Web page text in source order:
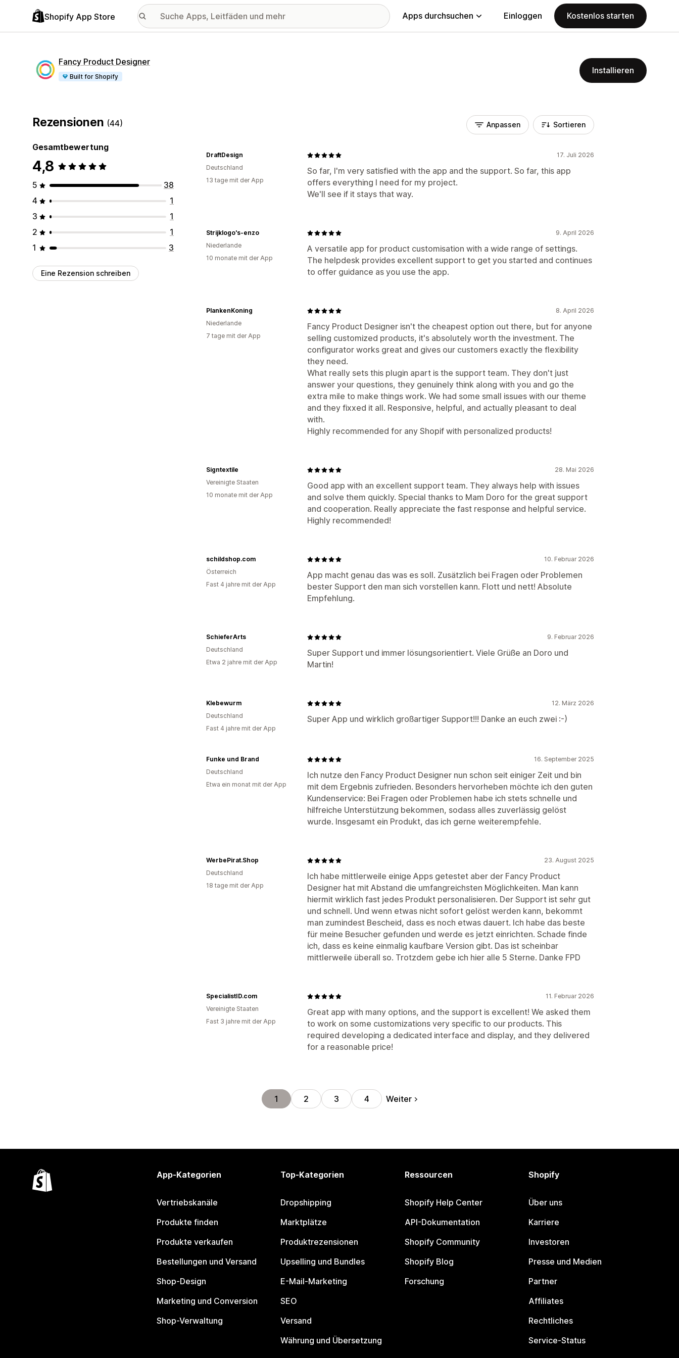
Shopify App Store Apps durchsuchen Einloggen Kostenlos starten
Fancy Product Designer
Built for Shopify
Installieren
Rezensionen (44)
Gesamtbewertung
4,8
5
38
4
1
3
1
2
1
1
3
Eine Rezension schreiben
Anpassen Sortieren
17. Juli 2026
So far, I'm very satisfied with the app and the support. So far, this app
offers everything I need for my project.
We'll see if it stays that way.
DraftDesign
Deutschland
13 tage mit der App
9. April 2026
A versatile app for product customisation with a wide range of settings.
The helpdesk provides excellent support to get you started and continues
to offer guidance as you use the app.
Strijklogo's-enzo
Niederlande
10 monate mit der App
8. April 2026
Fancy Product Designer isn't the cheapest option out there, but for anyone
selling customized products, it's absolutely worth the investment. The
configurator works great and gives our customers exactly the flexibility
they need.
What really sets this plugin apart is the support team. They don't just
answer your questions, they genuinely think along with you and go the
extra mile to make things work. We had some small issues with our theme
and they fixxed it all. Responsive, helpful, and actually pleasant to deal
with.
Highly recommended for any Shopif with personalized products!
PlankenKoning
Niederlande
7 tage mit der App
28. Mai 2026
Good app with an excellent support team. They always help with issues
and solve them quickly. Special thanks to Mam Doro for the great support
and cooperation. Really appreciate the fast response and helpful service.
Highly recommended!
Signtextile
Vereinigte Staaten
10 monate mit der App
10. Februar 2026
App macht genau das was es soll. Zusätzlich bei Fragen oder Problemen
bester Support den man sich vorstellen kann. Flott und nett! Absolute
Empfehlung.
schildshop.com
Österreich
Fast 4 jahre mit der App
9. Februar 2026
Super Support und immer lösungsorientiert. Viele Grüße an Doro und
Martin!
SchieferArts
Deutschland
Etwa 2 jahre mit der App
12. März 2026
Super App und wirklich großartiger Support!!! Danke an euch zwei :-)
Klebewurm
Deutschland
Fast 4 jahre mit der App
16. September 2025
Ich nutze den Fancy Product Designer nun schon seit einiger Zeit und bin
mit dem Ergebnis zufrieden. Besonders hervorheben möchte ich den guten
Kundenservice: Bei Fragen oder Problemen habe ich stets schnelle und
hilfreiche Unterstützung bekommen, sodass alles zuverlässig gelöst
wurde. Insgesamt ein Produkt, das ich gerne weiterempfehle.
Funke und Brand
Deutschland
Etwa ein monat mit der App
23. August 2025
Ich habe mittlerweile einige Apps getestet aber der Fancy Product
Designer hat mit Abstand die umfangreichsten Möglichkeiten. Man kann
hiermit wirklich fast jedes Produkt personalisieren. Der Support ist sehr gut
und schnell. Und wenn etwas nicht sofort gelöst werden kann, bekommt
man zumindest Bescheid, dass es noch etwas dauert. Ich habe das beste
für meine Besucher gefunden und werde es jetzt einrichten. Schade finde
ich, dass es keine einmalig kaufbare Version gibt. Das ist scheinbar
mittlerweile überall so. Trotzdem gebe ich hier alle 5 Sterne. Danke FPD
WerbePirat.Shop
Deutschland
18 tage mit der App
11. Februar 2026
Great app with many options, and the support is excellent! We asked them
to work on some customizations very specific to our products. This
required developing a dedicated interface and display, and they delivered
for a reasonable price!
SpecialistID.com
Vereinigte Staaten
Fast 3 jahre mit der App
1 2 3 4 Weiter
App-Kategorien
Vertriebskanäle
Produkte finden
Produkte verkaufen
Bestellungen und Versand
Shop-Design
Marketing und Conversion
Shop-Verwaltung
Top-Kategorien
Dropshipping
Marktplätze
Produktrezensionen
Upselling und Bundles
E-Mail-Marketing
SEO
Versand
Währung und Übersetzung
Ressourcen
Shopify Help Center
API-Dokumentation
Shopify Community
Shopify Blog
Forschung
Shopify
Über uns
Karriere
Investoren
Presse und Medien
Partner
Affiliates
Rechtliches
Service-Status